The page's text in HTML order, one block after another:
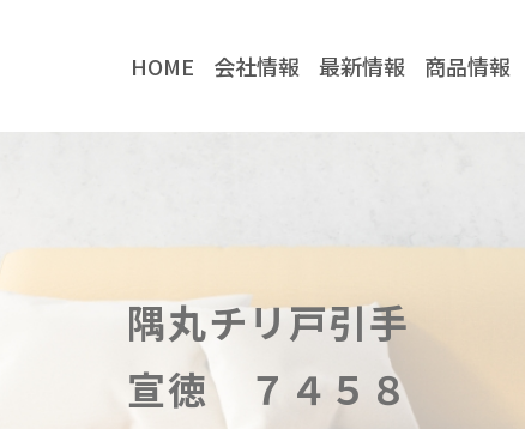
HOME 会社情報 最新情報 商品情報
隅丸チリ戸引手
宣徳 ７４５８
取り扱いメーカー
川喜金物公式
川喜金物ガチ壁くん
YouTube